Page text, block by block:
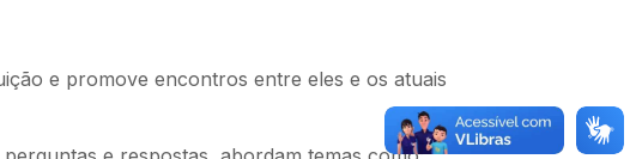
e promove encontros entre eles e os atuais